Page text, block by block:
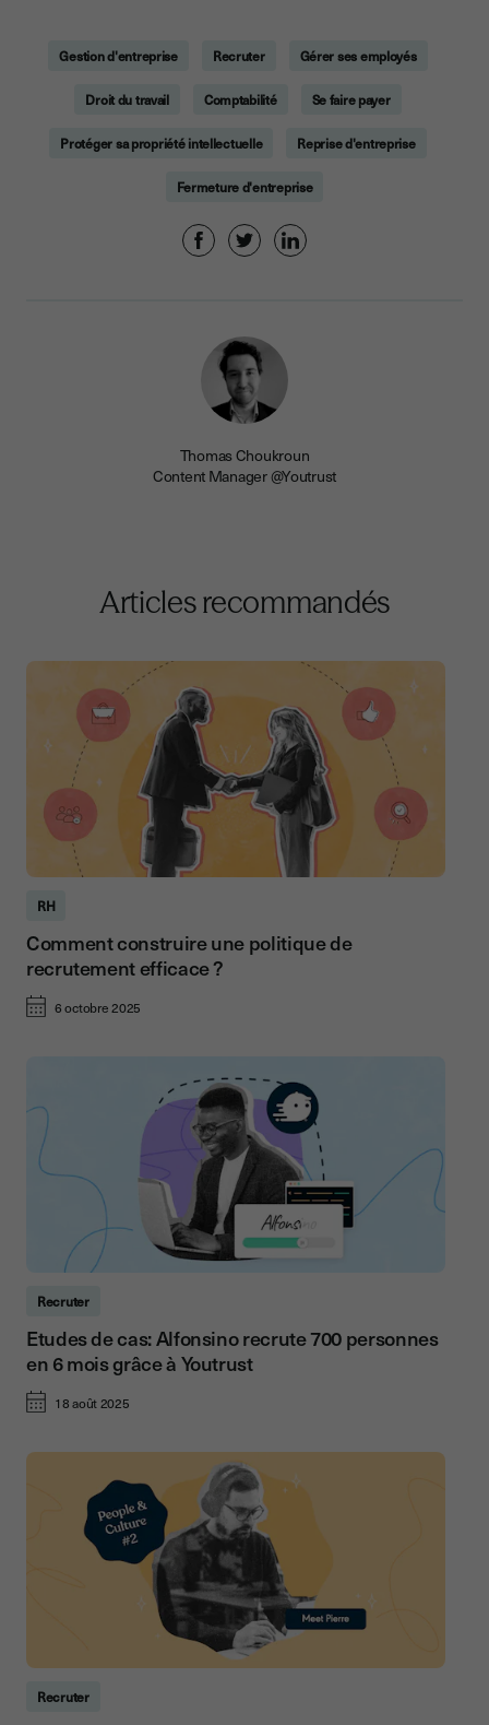
Gestion d'entreprise Recruter Gérer ses employés
Droit du travail Comptabilité Se faire payer
Protéger sa propriété intellectuelle Reprise d'entreprise
Fermeture d'entreprise
Thomas Choukroun
Content Manager @Youtrust
Articles recommandés
RH
Comment construire une politique de
recrutement efficace ?
6 octobre 2025
Recruter
Etudes de cas: Alfonsino recrute 700 personnes
en 6 mois grâce à Youtrust
18 août 2025
Recruter